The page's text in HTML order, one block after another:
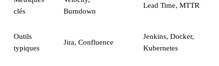
clés
Burndown
Lead Time, MTTR
Outils
typiques
Jira, Confluence
Jenkins, Docker,
Kubernetes